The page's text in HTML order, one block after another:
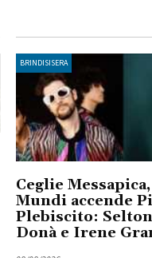
BRINDISISERA
Ceglie
Mundi accende
Plebiscito:
Donà e Irene